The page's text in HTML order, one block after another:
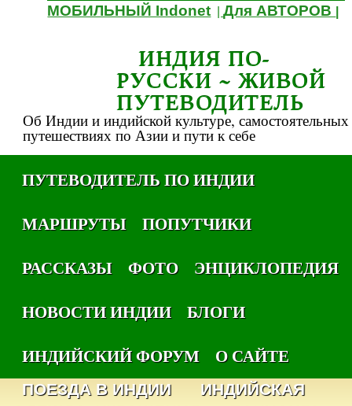
МОБИЛЬНЫЙ Indonet |Для АВТОРОВ
ИНДИЯ ПО-
РУССКИ ~ ЖИВОЙ
ПУТЕВОДИТЕЛЬ
Об Индии и индийской культуре, самостоятельных
путешествиях по Азии и пути к себе
ПУТЕВОДИТЕЛЬ ПО ИНДИИ
МАРШРУТЫ
ПОПУТЧИКИ
РАССКАЗЫ
ФОТО
ЭНЦИКЛОПЕДИЯ
НОВОСТИ ИНДИИ
БЛОГИ
ИНДИЙСКИЙ ФОРУМ
О САЙТЕ
ПОЕЗДА В ИНДИИ
ИНДИЙСКАЯ